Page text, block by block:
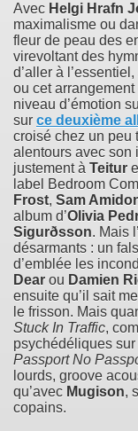
Avec Helgi Hrafn
maximalisme ou
fleur de peau des
virevoltant des
d’aller à
ou cet
niveau d’émotion
sur ce deuxième
croisé chez un peu
alentours avec son
justement à Teitur
label Bedroom
Frost, Sam
album d’Olivia
Sigurðsson. Mais
désarmants : un
d’emblée les
Dear ou Damien
ensuite qu’il sait
le frisson. Mais
Stuck In Traffic,
psychédéliques
Passport No
lourds, groove
qu’avec Mugison,
copains.